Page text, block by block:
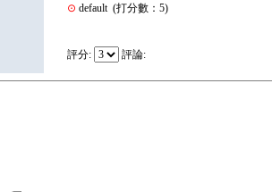
⊙ default (打分數：5)
評分: 評論: